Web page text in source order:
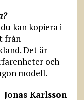
kan kopiera i
från
Det är
och
modell.
Jonas Karlsson